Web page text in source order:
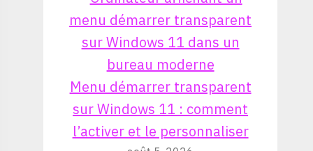
Menu démarrer transparent
sur Windows 11 : comment
l’activer et le personnaliser